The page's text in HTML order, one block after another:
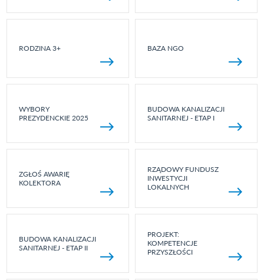
RODZINA 3+ BAZA NGO
WYBORY
PREZYDENCKIE 2025
BUDOWA KANALIZACJI
SANITARNEJ - ETAP I
ZGŁOŚ AWARIĘ
KOLEKTORA
RZĄDOWY FUNDUSZ
INWESTYCJI
LOKALNYCH
BUDOWA KANALIZACJI
SANITARNEJ - ETAP II
PROJEKT:
KOMPETENCJE
PRZYSZŁOŚCI